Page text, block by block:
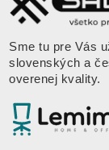
Sme tu pre Vás
slovenských a
overenej kvality.